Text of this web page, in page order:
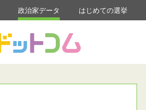
政治家データ はじめての選挙